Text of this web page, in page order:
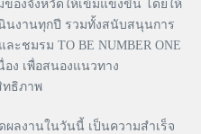
องจังหวัดให้เข้มแข็งขึ้น โดยให้
นงานทุกปี รวมทั้งสนับสนุนการ
ะชมรม TO BE NUMBER ONE
อง เพื่อสนองแนวทาง
ทธิภาพ
ลงานในวันนี้ เป็นความสำเร็จ